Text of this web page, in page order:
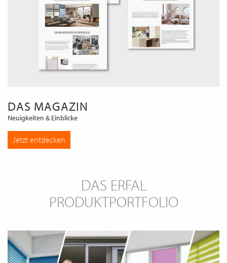
DAS MAGAZIN
Neuigkeiten & Einblicke
Jetzt entdecken
DAS ERFAL
PRODUKTPORTFOLIO